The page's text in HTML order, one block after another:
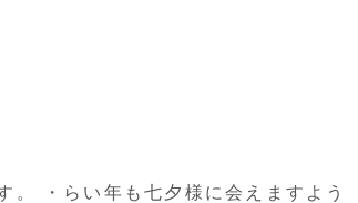
。 ・らい年も七夕様に会えますよう